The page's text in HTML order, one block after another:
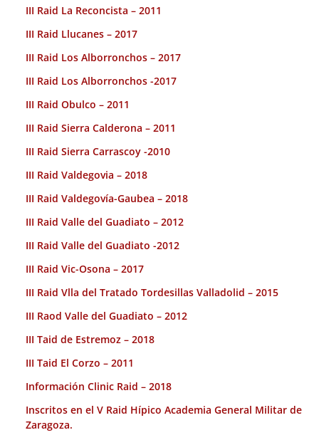
III Raid La Reconcista – 2011
III Raid Llucanes – 2017
III Raid Los Alborronchos – 2017
III Raid Los Alborronchos -2017
III Raid Obulco – 2011
III Raid Sierra Calderona – 2011
III Raid Sierra Carrascoy -2010
III Raid Valdegovia – 2018
III Raid Valdegovía-Gaubea – 2018
III Raid Valle del Guadiato – 2012
III Raid Valle del Guadiato -2012
III Raid Vic-Osona – 2017
III Raid Vlla del Tratado Tordesillas Valladolid – 2015
III Raod Valle del Guadiato – 2012
III Taid de Estremoz – 2018
III Taid El Corzo – 2011
Información Clinic Raid – 2018
Inscritos en el V Raid Hípico Academia General Militar de
Zaragoza.